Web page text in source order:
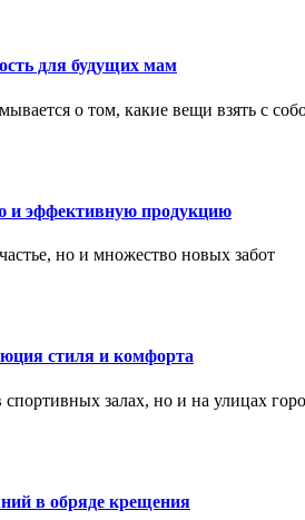
для будущих мам
о том, какие вещи взять с
и эффективную продукцию
но и множество новых забот
стиля и комфорта
залах, но и на улицах
в обряде крещения